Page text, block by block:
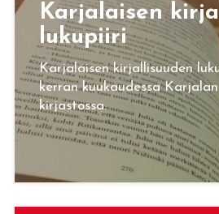
Kar­ja­lai­sen
lu­ku­pii­ri
Karjalaisen kirjallisuuden
kerran kuukaudessa
kirjastossa.